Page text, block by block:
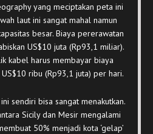
yang meciptakan peta ini
laut ini sangat mahal namun
besar. Biaya pererawatan
US$10 juta (Rp93,1 miliar).
kabel harus membayar biaya
ribu (Rp93,1 juta) per hari.
sendiri bisa sangat menakutkan.
Sicily dan Mesir mengalami
50% menjadi kota ‘gelap’